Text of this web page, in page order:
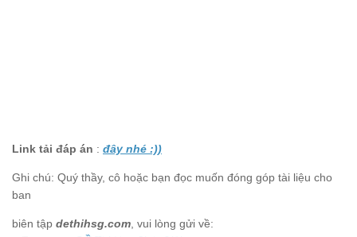
Link tải đáp án : đây nhé :))
Ghi chú: Quý thầy, cô hoặc bạn đọc muốn đóng góp tài liệu cho
ban
biên tập dethihsg.com , vui lòng gửi về: